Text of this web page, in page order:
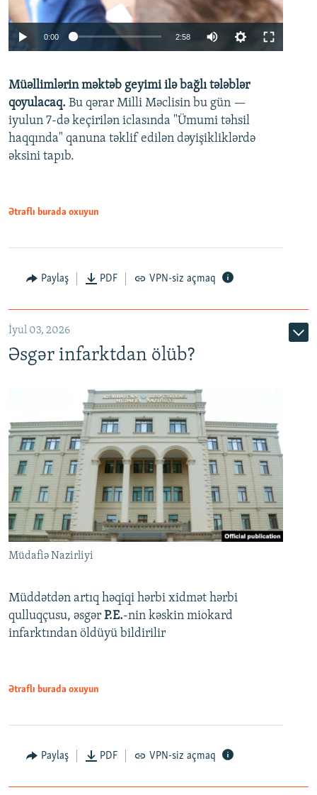
Auto 240p 360p 480p
720p 1080p
0:00 2:58
360p
480p
720p
Müəllimlərin məktəb geyimi ilə bağlı tələblər
qoyulacaq. Bu qərar Milli Məclisin bu gün —
iyulun 7-də keçirilən iclasında "Ümumi təhsil
haqqında" qanuna təklif edilən dəyişikliklərdə
əksini tapıb.
Ətraflı burada oxuyun
Paylaş PDF VPN-siz açmaq
İyul 03, 2026
Əsgər infarktdan ölüb?
Müdafiə Nazirliyi
Müddətdən artıq həqiqi hərbi xidmət hərbi
qulluqçusu, əsgər P.E.-nin kəskin miokard
infarktından öldüyü bildirilir
Ətraflı burada oxuyun
Paylaş PDF VPN-siz açmaq